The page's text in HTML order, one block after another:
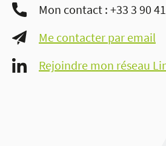
Mon contact : +33 3 90
Me contacter par email
Rejoindre mon réseau